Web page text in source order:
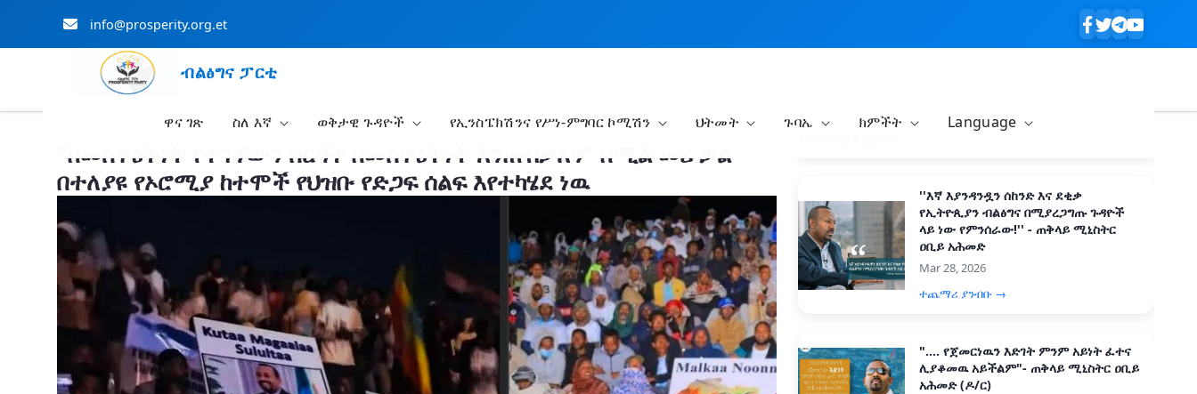
info@prosperity.org.et
ብልፅግና ፓርቲ
ዋና ገጽ ስለ እኛ ወቅታዊ ጉዳዮች የኢንስፔክሽንና የሥነ-ምግባር ኮሚሽን ህትመት ጉባኤ ክምችት Language
"በመስዋዕትነት የተገኘውን ስርዓት በመስዋዕትነት እንጠብቃለን" በሚል መሪ ቃል
በተለያዩ የኦሮሚያ ከተሞች የህዝቡ የድጋፍ ሰልፍ እየተካሄደ ነዉ
''እኛ እያንዳንዷን ሰከንድ እና ደቂቃ
የኢትዮጲያን ብልፅግና በሚያረጋግጡ ጉዳዮች
ላይ ነው የምንሰራው!'' - ጠቅላይ ሚኒስትር
ዐቢይ አሕመድ
Mar 28, 2026
ተጨማሪ ያንብቡ →
".... የጀመርነዉን እድገት ምንም አይነት ፈተና
ሊያቆመዉ አይችልም"- ጠቅላይ ሚኒስትር ዐቢይ
አሕመድ (ዶ/ር)